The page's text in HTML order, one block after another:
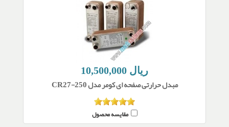
10,500,000 ریال
مبدل حرارتی صفحه ای کومر مدل CR27-250
مقایسه محصول